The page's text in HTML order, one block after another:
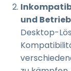
und
Desktop-